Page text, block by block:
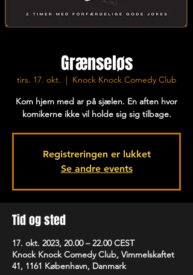
Grænseløs
tirs. 17. okt.
  |
Knock Knock Comedy Club
Kom hjem med ar på sjælen. En aften hvor
komikerne ikke vil holde sig sig tilbage.
Registreringen er lukket
Se andre events
Tid og sted
17. okt. 2023, 20.00 – 22.00 CEST
Knock Knock Comedy Club, Vimmelskaftet
41, 1161 København, Danmark